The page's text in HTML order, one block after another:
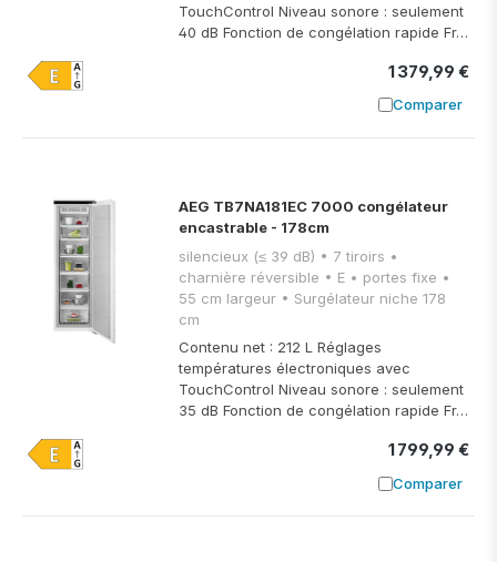
TouchControl Niveau sonore : seulement
40 dB Fonction de congélation rapide Fr…
1 379,99 €
Comparer
Ajouter à
AEG TB7NA181EC 7000 congélateur
encastrable - 178cm
silencieux (≤ 39 dB) • 7 tiroirs •
charnière réversible • E • portes fixe •
55 cm largeur • Surgélateur niche 178
cm
Contenu net : 212 L Réglages
températures électroniques avec
TouchControl Niveau sonore : seulement
35 dB Fonction de congélation rapide Fr…
1 799,99 €
Comparer
Ajouter à